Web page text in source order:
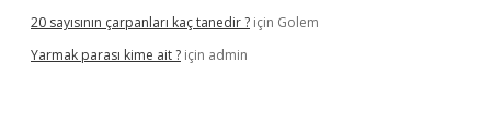
20 sayısının çarpanları kaç tanedir ? için Golem
Yarmak parası kime ait ? için admin